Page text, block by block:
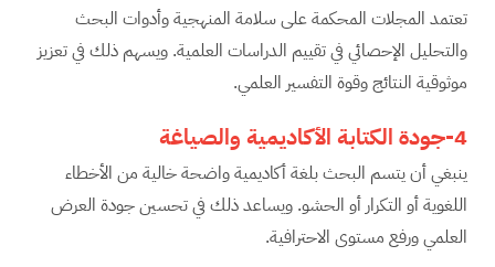
تعتمد المجلات المحكمة على سلامة المنهجية وأدوات البحث
والتحليل الإحصائي في تقييم الدراسات العلمية. ويسهم ذلك في تعزيز
موثوقية النتائج وقوة التفسير العلمي.
4-جودة الكتابة الأكاديمية والصياغة
ينبغي أن يتسم البحث بلغة أكاديمية واضحة خالية من الأخطاء
اللغوية أو التكرار أو الحشو. ويساعد ذلك في تحسين جودة العرض
العلمي ورفع مستوى الاحترافية.